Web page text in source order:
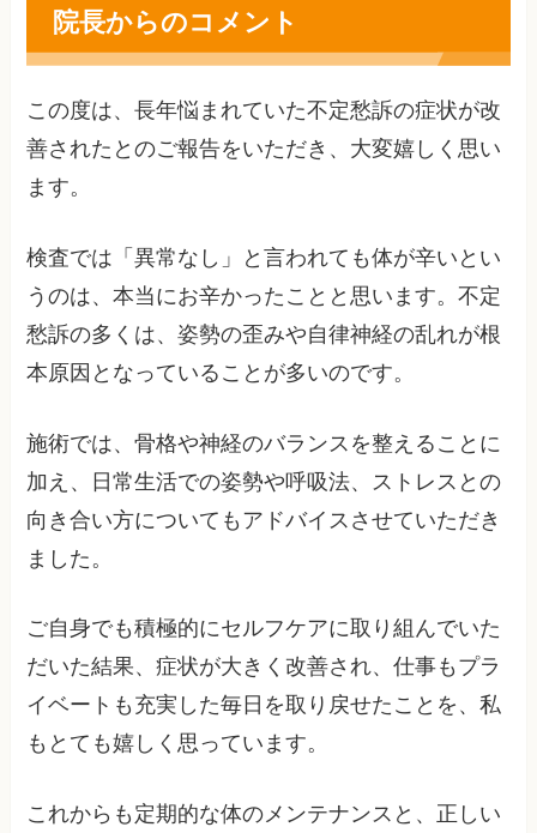
院長からのコメント
この度は、長年悩まれていた不定愁訴の症状が改
善されたとのご報告をいただき、大変嬉しく思い
ます。
検査では「異常なし」と言われても体が辛いとい
うのは、本当にお辛かったことと思います。不定
愁訴の多くは、姿勢の歪みや自律神経の乱れが根
本原因となっていることが多いのです。
施術では、骨格や神経のバランスを整えることに
加え、日常生活での姿勢や呼吸法、ストレスとの
向き合い方についてもアドバイスさせていただき
ました。
ご自身でも積極的にセルフケアに取り組んでいた
だいた結果、症状が大きく改善され、仕事もプラ
イベートも充実した毎日を取り戻せたことを、私
もとても嬉しく思っています。
これからも定期的な体のメンテナンスと、正しい